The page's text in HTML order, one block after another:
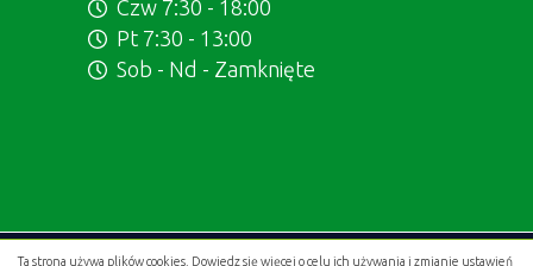
Ta strona używa plików cookies. Dowiedz się więcej o celu ich używania i zmianie ustawień
Czw 7:30 - 18:00
Pt 7:30 - 13:00
Sob - Nd - Zamknięte